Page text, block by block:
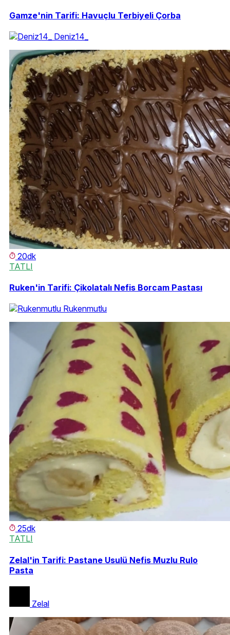
Gamze'nin Tarifi: Havuçlu Terbiyeli Çorba
Deniz14_
20dk
TATLI
Ruken'in Tarifi: Çikolatalı Nefis Borcam Pastası
Rukenmutlu
25dk
TATLI
Zelal'in Tarifi: Pastane Usulü Nefis Muzlu Rulo
Pasta
Zelal